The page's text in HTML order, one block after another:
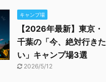
キャンプ場
【2026年最新】東京・
千葉の「今、絶対行きた
い」キャンプ場3選
2026/5/12